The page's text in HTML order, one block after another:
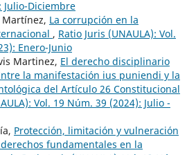
Julio-Diciembre
La corrupción en la
, Ratio Juris (UNAULA): Vol.
Enero-Junio
Martinez, El derecho disciplinario
la manifestación ius puniendi y la
del Artículo 26 Constitucional
Vol. 19 Núm. 39 (2024): Julio -
Protección, limitación y vulneración
fundamentales en la